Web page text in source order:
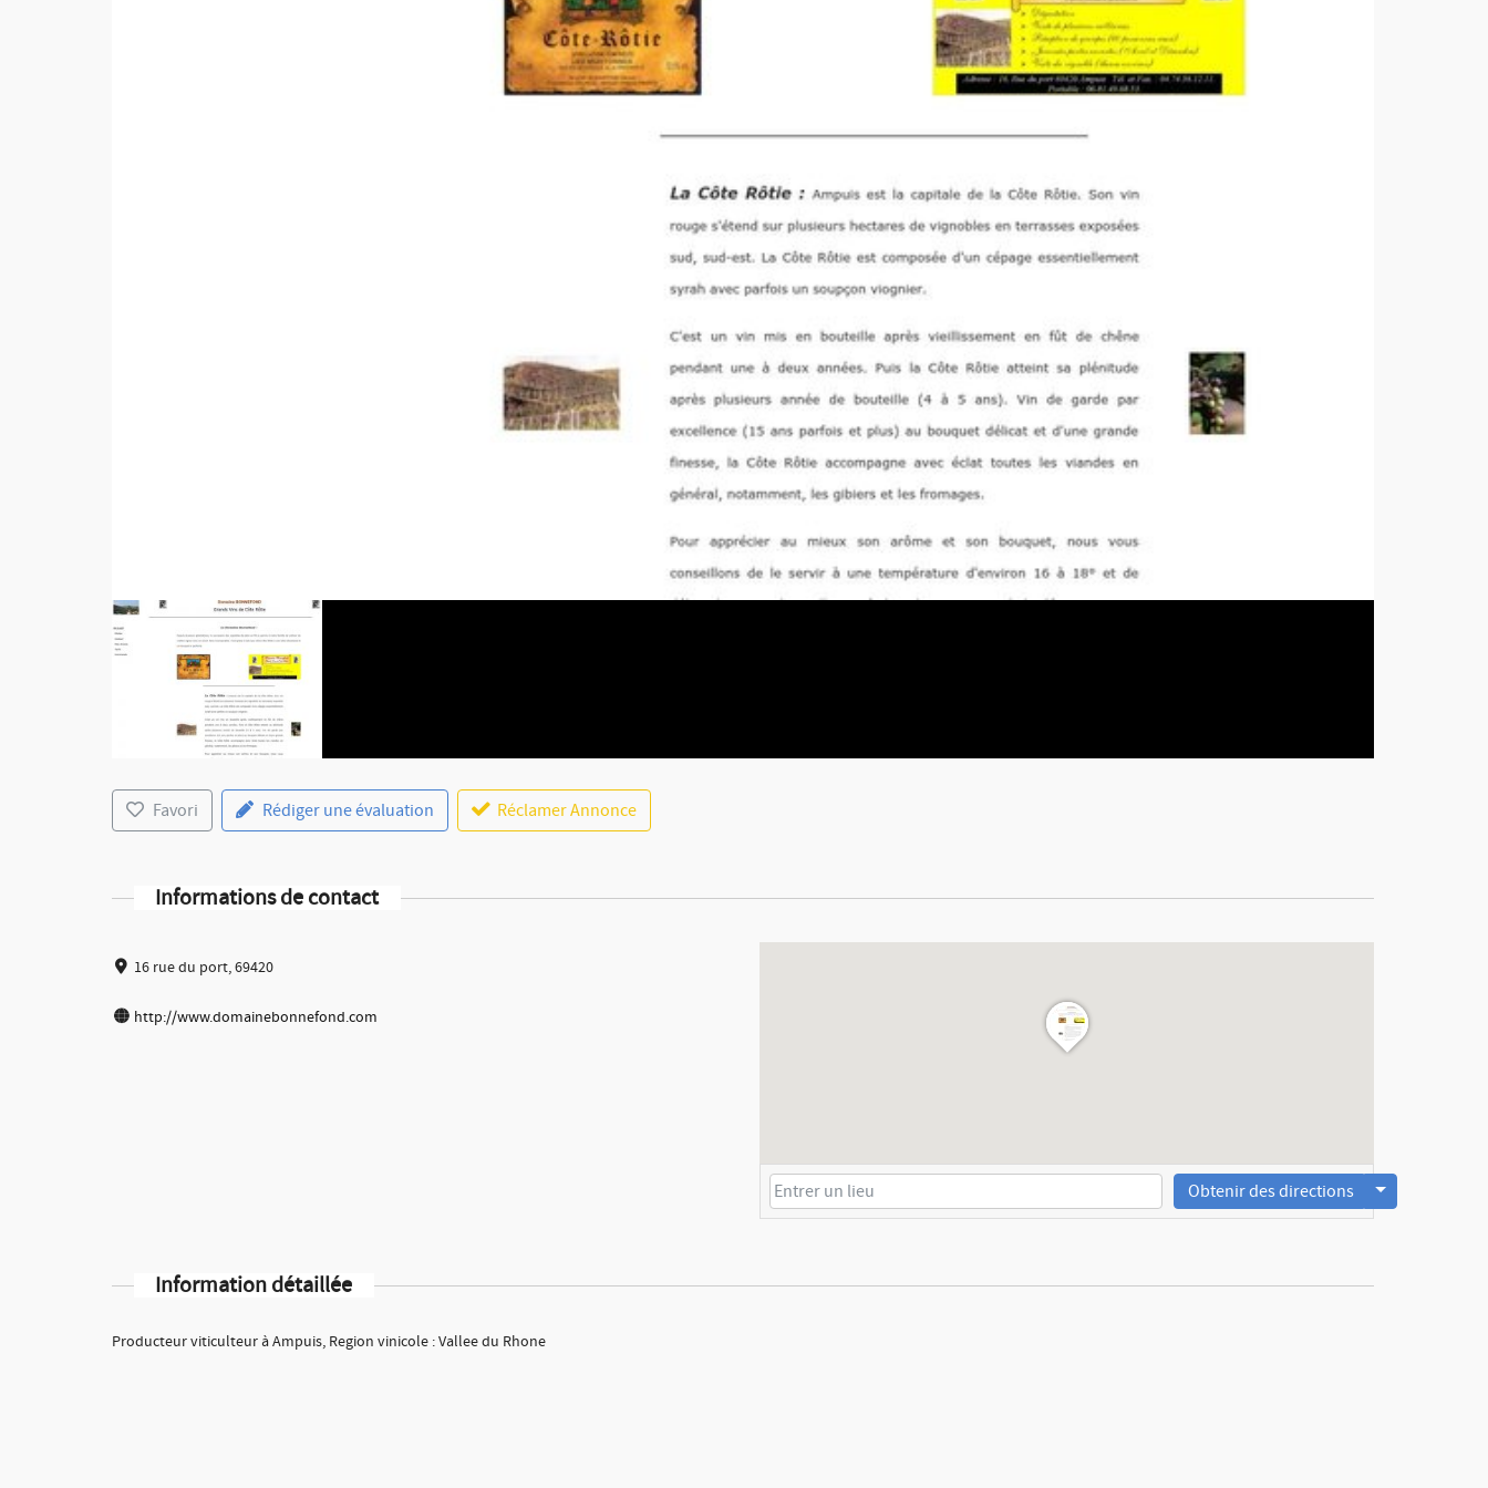
Favori Rédiger une évaluation Réclamer Annonce
Informations de contact
16 rue du port, 69420
http://www.domainebonnefond.com
Obtenir des directions
Information détaillée
Producteur viticulteur à Ampuis, Region vinicole : Vallee du Rhone